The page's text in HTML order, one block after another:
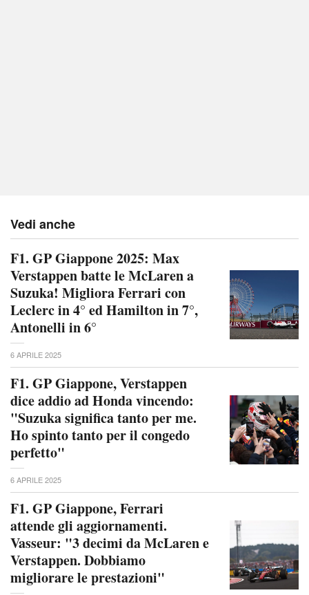
Vedi anche
F1. GP Giappone 2025: Max
Verstappen batte le McLaren a
Suzuka! Migliora Ferrari con
Leclerc in 4° ed Hamilton in 7°,
Antonelli in 6°
6 APRILE 2025
F1. GP Giappone, Verstappen
dice addio ad Honda vincendo:
"Suzuka significa tanto per me.
Ho spinto tanto per il congedo
perfetto"
6 APRILE 2025
F1. GP Giappone, Ferrari
attende gli aggiornamenti.
Vasseur: "3 decimi da McLaren e
Verstappen. Dobbiamo
migliorare le prestazioni"